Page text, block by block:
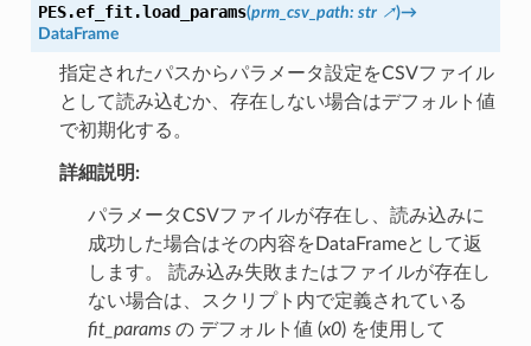
PES.ef_fit.load_params(prm_csv_path: str )→
DataFrame
指定されたパスからパラメータ設定をCSVファイル
として読み込むか、存在しない場合はデフォルト値
で初期化する。
詳細説明:
パラメータCSVファイルが存在し、読み込みに
成功した場合はその内容をDataFrameとして返
します。 読み込み失敗またはファイルが存在し
ない場合は、スクリプト内で定義されている
fit_paramsの デフォルト値 (x0) を使用して